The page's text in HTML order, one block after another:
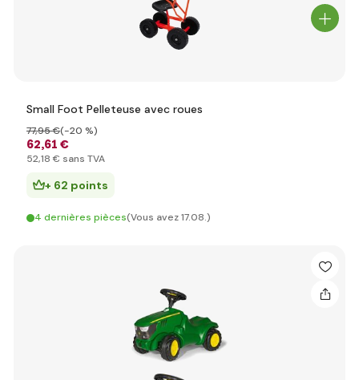
Small Foot Pelleteuse avec roues
62,61 €
77,95 €(-20 %)
52,18 € sans TVA
+ 62 points
4 dernières pièces(Vous avez 17.08.)